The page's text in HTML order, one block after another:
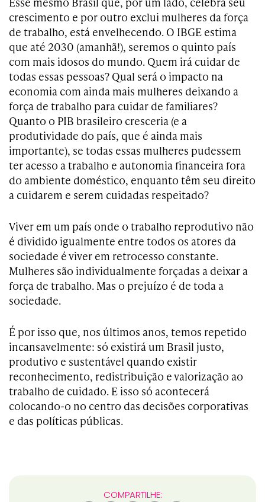
crescimento e por outro exclui mulheres da força
de trabalho, está envelhecendo. O IBGE estima
que até 2030 (amanhã!), seremos o quinto país
com mais idosos do mundo. Quem irá cuidar de
todas essas pessoas? Qual será o impacto na
economia com ainda mais mulheres deixando a
força de trabalho para cuidar de familiares?
Quanto o PIB brasileiro cresceria (e a
produtividade do país, que é ainda mais
importante), se todas essas mulheres pudessem
ter acesso a trabalho e autonomia financeira fora
do ambiente doméstico, enquanto têm seu direito
a cuidarem e serem cuidadas respeitado?
Viver em um país onde o trabalho reprodutivo não
é dividido igualmente entre todos os atores da
sociedade é viver em retrocesso constante.
Mulheres são individualmente forçadas a deixar a
força de trabalho. Mas o prejuízo é de toda a
sociedade.
É por isso que, nos últimos anos, temos repetido
incansavelmente: só existirá um Brasil justo,
produtivo e sustentável quando existir
reconhecimento, redistribuição e valorização ao
trabalho de cuidado. E isso só acontecerá
colocando-o no centro das decisões corporativas
e das políticas públicas.
COMPARTILHE: